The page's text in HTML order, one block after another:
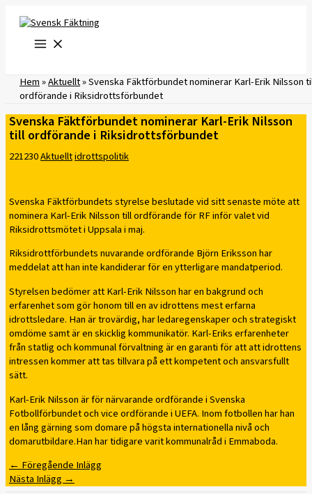
innehåll
Hem»Aktuellt»Svenska Fäktförbundet nominerar Karl-Erik Nilsson
ordförande i Riksidrottsförbundet
Svenska Fäktförbundet nominerar Karl-Erik Nilsson
till ordförande i Riksidrottsförbundet
221230Aktuelltidrottspolitik
Svenska Fäktförbundets styrelse beslutade vid sitt senaste möte att
nominera Karl-Erik Nilsson till ordförande för RF inför valet vid
Riksidrottsmötet i Uppsala i maj.
Riksidrottförbundets nuvarande ordförande Björn Eriksson har
meddelat att han inte kandiderar för en ytterligare mandatperiod.
Styrelsen bedömer att Karl-Erik Nilsson har en bakgrund och
erfarenhet som gör honom till en av idrottens mest erfarna
idrottsledare. Han är trovärdig, har ledaregenskaper och strategiskt
omdöme samt är en skicklig kommunikatör. Karl-Eriks erfarenheter
från statlig och kommunal förvaltning är en garanti för att att idrottens
intressen kommer att tas tillvara på ett kompetent och ansvarsfullt
sätt.
Karl-Erik Nilsson är för närvarande ordförande i Svenska
Fotbollförbundet och vice ordförande i UEFA. Inom fotbollen har han
en lång gärning som domare på högsta internationella nivå och
domarutbildare.Han har tidigare varit kommunalråd i Emmaboda.
← Föregående Inlägg
Nästa Inlägg →